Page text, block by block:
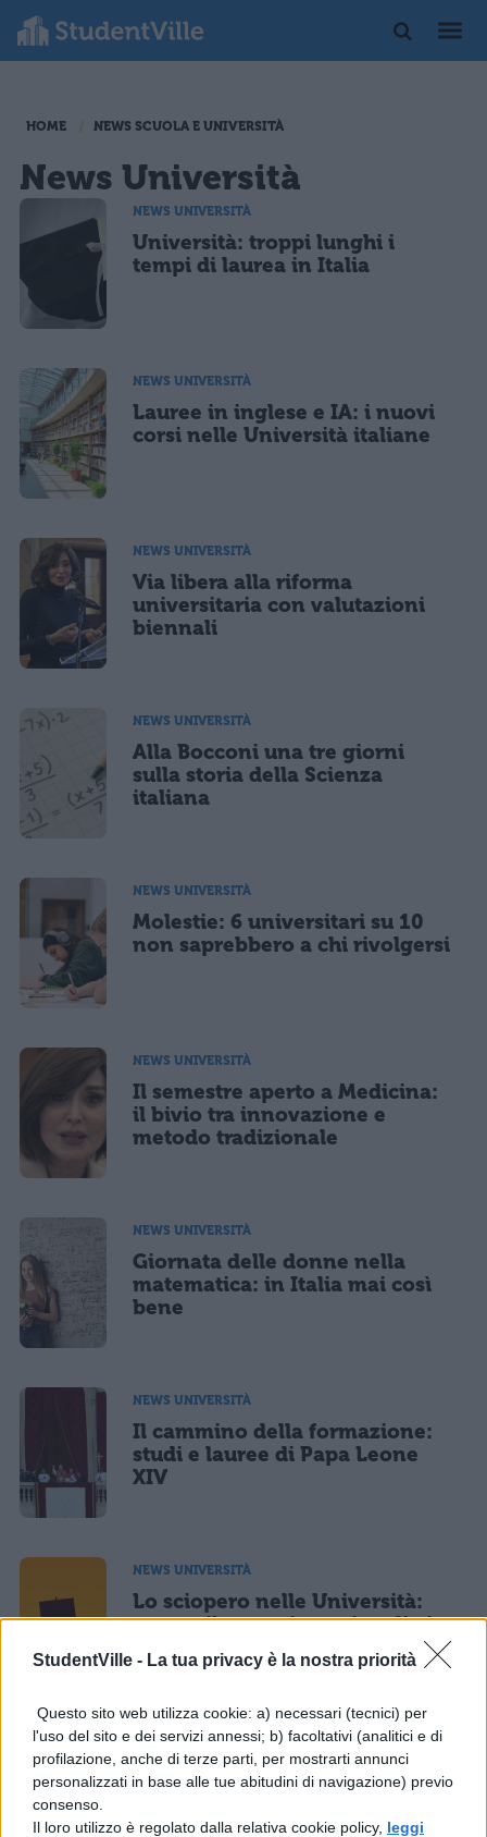
StudentVille - La tua privacy è la nostra priorità
Questo sito web utilizza cookie: a) necessari (tecnici) per
l'uso del sito e dei servizi annessi; b) facoltativi (analitici e di
profilazione, anche di terze parti, per mostrarti annunci
personalizzati in base alle tue abitudini di navigazione) previo
consenso.
Il loro utilizzo è regolato dalla relativa cookie policy, leggi
HOME NEWS SCUOLA E UNIVERSITÀ
News Università
NEWS UNIVERSITÀ
Università: troppi lunghi i
tempi di laurea in Italia
NEWS UNIVERSITÀ
Lauree in inglese e IA: i nuovi
corsi nelle Università italiane
NEWS UNIVERSITÀ
Via libera alla riforma
universitaria con valutazioni
biennali
NEWS UNIVERSITÀ
Alla Bocconi una tre giorni
sulla storia della Scienza
italiana
NEWS UNIVERSITÀ
Molestie: 6 universitari su 10
non saprebbero a chi rivolgersi
NEWS UNIVERSITÀ
Il semestre aperto a Medicina:
il bivio tra innovazione e
metodo tradizionale
NEWS UNIVERSITÀ
Giornata delle donne nella
matematica: in Italia mai così
bene
NEWS UNIVERSITÀ
Il cammino della formazione:
studi e lauree di Papa Leone
XIV
NEWS UNIVERSITÀ
Lo sciopero nelle Università:
contro il precariato e i tagli ai
finanziamenti
NEWS UNIVERSITÀ
Il clima degli Atenei in
discussione: 35% degli studenti
non si sentono tutelati